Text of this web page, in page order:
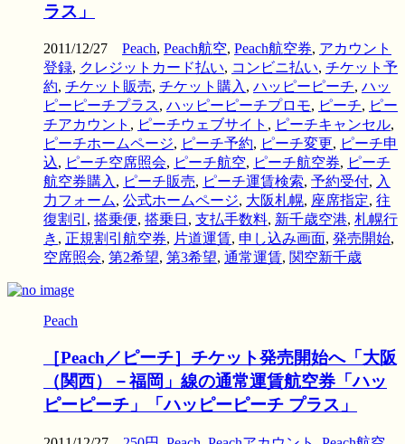
ラス」
2011/12/27 Peach, Peach航空, Peach航空券, アカウント
登録, クレジットカード払い, コンビニ払い, チケット予
約, チケット販売, チケット購入 , ハッピーピーチ, ハッ
ピーピーチプラス, ハッピーピーチプロモ, ピーチ, ピー
チアカウント , ピーチウェブサイト , ピーチキャンセル,
ピーチホームページ, ピーチ予約, ピーチ変更, ピーチ申
込, ピーチ空席照会, ピーチ航空, ピーチ航空券, ピーチ
航空券購入 , ピーチ販売, ピーチ運賃検索, 予約受付, 入
力フォーム, 公式ホームページ, 大阪札幌, 座席指定, 往
復割引 , 搭乗便, 搭乗日 , 支払手数料, 新千歳空港, 札幌行
き , 正規割引航空券, 片道運賃, 申し込み画面, 発売開始,
空席照会, 第2希望, 第3希望, 通常運賃, 関空新千歳
Peach
［Peach／ピーチ］チケット発売開始へ「大阪
（関西）－福岡」線の通常運賃航空券「ハッ
ピーピーチ」「ハッピーピーチ プラス」